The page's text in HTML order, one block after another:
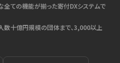
全ての機能が揃った寄付DXシステムで
数十億円規模の団体まで、3,000以上